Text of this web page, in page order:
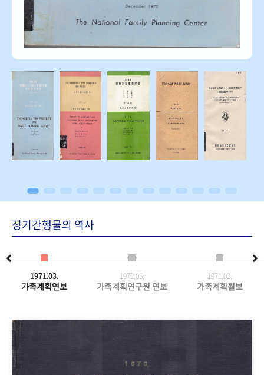
정기간행물의 역사
1971.03.
가족계획연보
1972.05.
가족계획연구원 연보
1971.02.
가족계획월보